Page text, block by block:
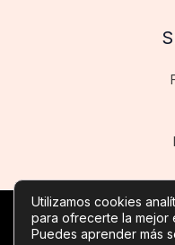
Copyright © Todos los
Utilizamos cookies
para ofrecerte la mejor
Puedes aprender más